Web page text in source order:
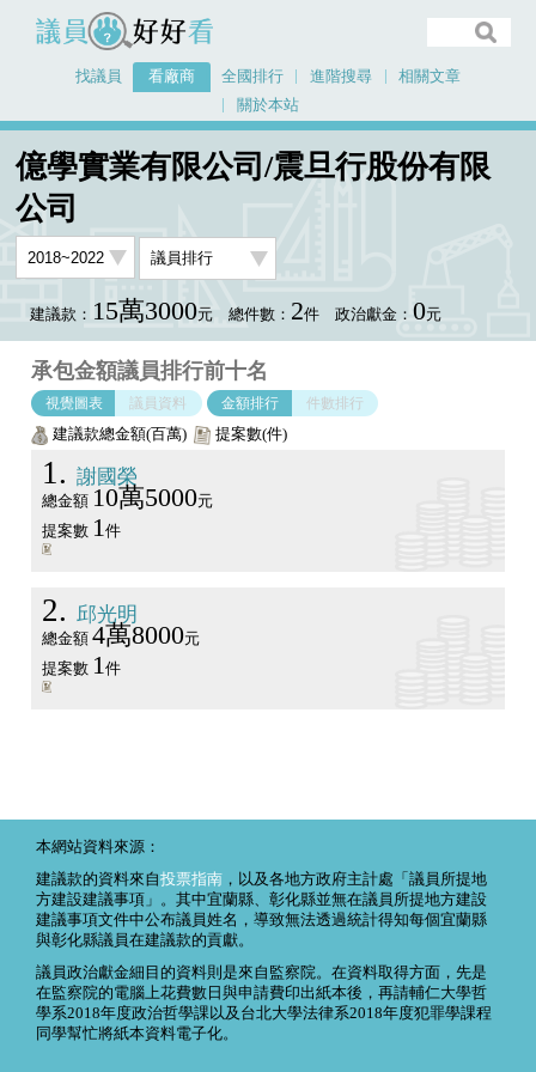
議員好好看
找議員 看廠商 全國排行 進階搜尋
相關文章
關於本站
億學實業有限公司/震旦行股份有限
公司
建議款： 15萬3000元 總件數： 2件 政治獻金： 0元
承包金額議員排行前十名
視覺圖表 議員資料 金額排行 件數排行
建議款總金額(百萬) 提案數(件)
1 謝國榮
總金額 10萬5000元
提案數 1 件
2 邱光明
總金額 4萬8000元
提案數 1 件
本網站資料來源：
建議款的資料來自投票指南 ，以及各地方政府主計處「議員所提地
方建設建議事項」。其中宜蘭縣、彰化縣並無在議員所提地方建設
建議事項文件中公布議員姓名，導致無法透過統計得知每個宜蘭縣
與彰化縣議員在建議款的貢獻。
議員政治獻金細目的資料則是來自監察院。在資料取得方面，先是
在監察院的電腦上花費數日與申請費印出紙本後，再請輔仁大學哲
學系2018年度政治哲學課以及台北大學法律系2018年度犯罪學課程
同學幫忙將紙本資料電子化。